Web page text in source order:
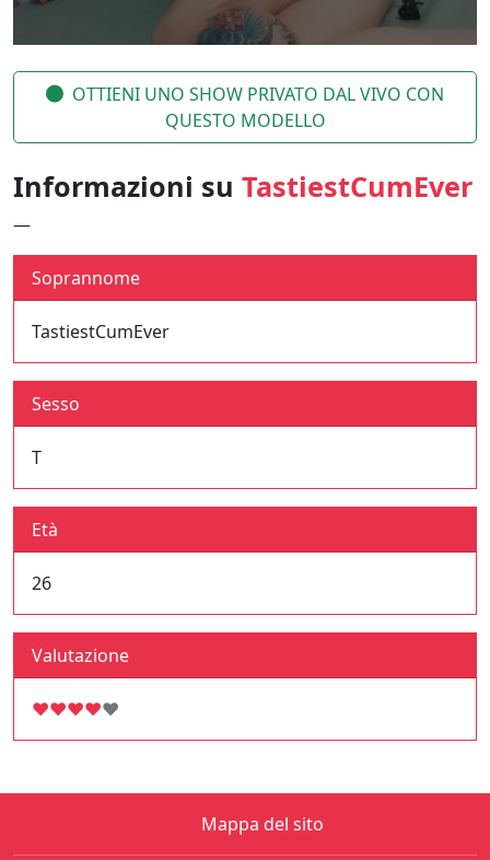
OTTIENI UNO SHOW PRIVATO DAL VIVO CON
QUESTO MODELLO
Informazioni su TastiestCumEver
—
Soprannome
TastiestCumEver
Sesso
T
Età
26
Valutazione
♥♥♥♥♥
Mappa del sito